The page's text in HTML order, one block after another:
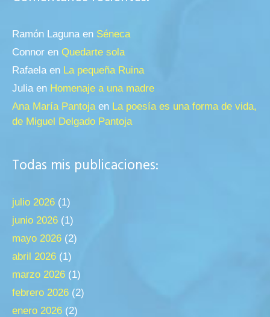
Ramón Lagunaen Séneca
Connor en Quedarte sola
Rafaelaen La pequeña Ruina
Juliaen Homenaje a una madre
Ana María Pantojaen La poesía es una forma de vida,
de Miguel Delgado Pantoja
Todas mis publicaciones:
julio 2026 (1)
junio 2026 (1)
mayo 2026 (2)
abril 2026 (1)
marzo 2026 (1)
febrero 2026 (2)
enero 2026 (2)